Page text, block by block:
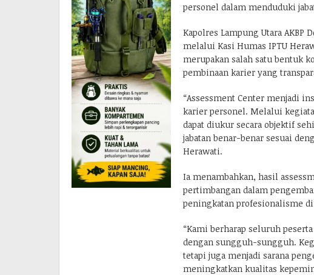
personel dalam menduduki
Kapolres Lampung Utara AKBP
melalui Kasi Humas IPTU
merupakan salah satu bentuk
pembinaan karier yang
“Assessment Center menjadi
karier personel. Melalui
dapat diukur secara objektif
jabatan benar-benar sesuai
Herawati.
Ia menambahkan, hasil
pertimbangan dalam
peningkatan profesionalisme
“Kami berharap seluruh
dengan sungguh-sungguh.
tetapi juga menjadi sarana
meningkatkan kualitas